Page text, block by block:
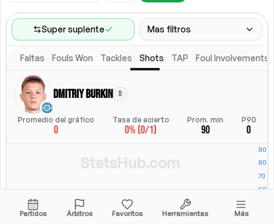
Super suplente Mas filtros
Rango de partidos
Ultimos 60 partidos
Competiciones
Ligas(2)
Alineacion titular
Faltas Fouls Won Tackles Shots TAP Foul Involvements
Dmitriy Burkin D
Promedio del gráfico
0
Tasa de acierto
0% (0/1)
Prom. min
90
P90
0
Partidos Árbitros Favoritos Herramientas Más